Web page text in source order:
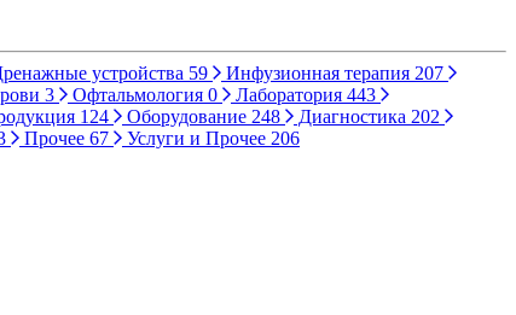
устройства 59 Инфузионная терапия 207
3 Офтальмология 0 Лаборатория 443
124 Оборудование 248 Диагностика 202
Прочее 67 Услуги и Прочее 206